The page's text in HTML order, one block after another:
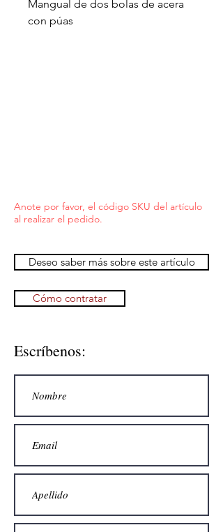
Mangual de dos bolas de acera
con púas
Anote por favor, el código SKU del artículo
al realizar el pedido.
Deseo saber más sobre este artículo
Cómo contratar
Escríbenos: